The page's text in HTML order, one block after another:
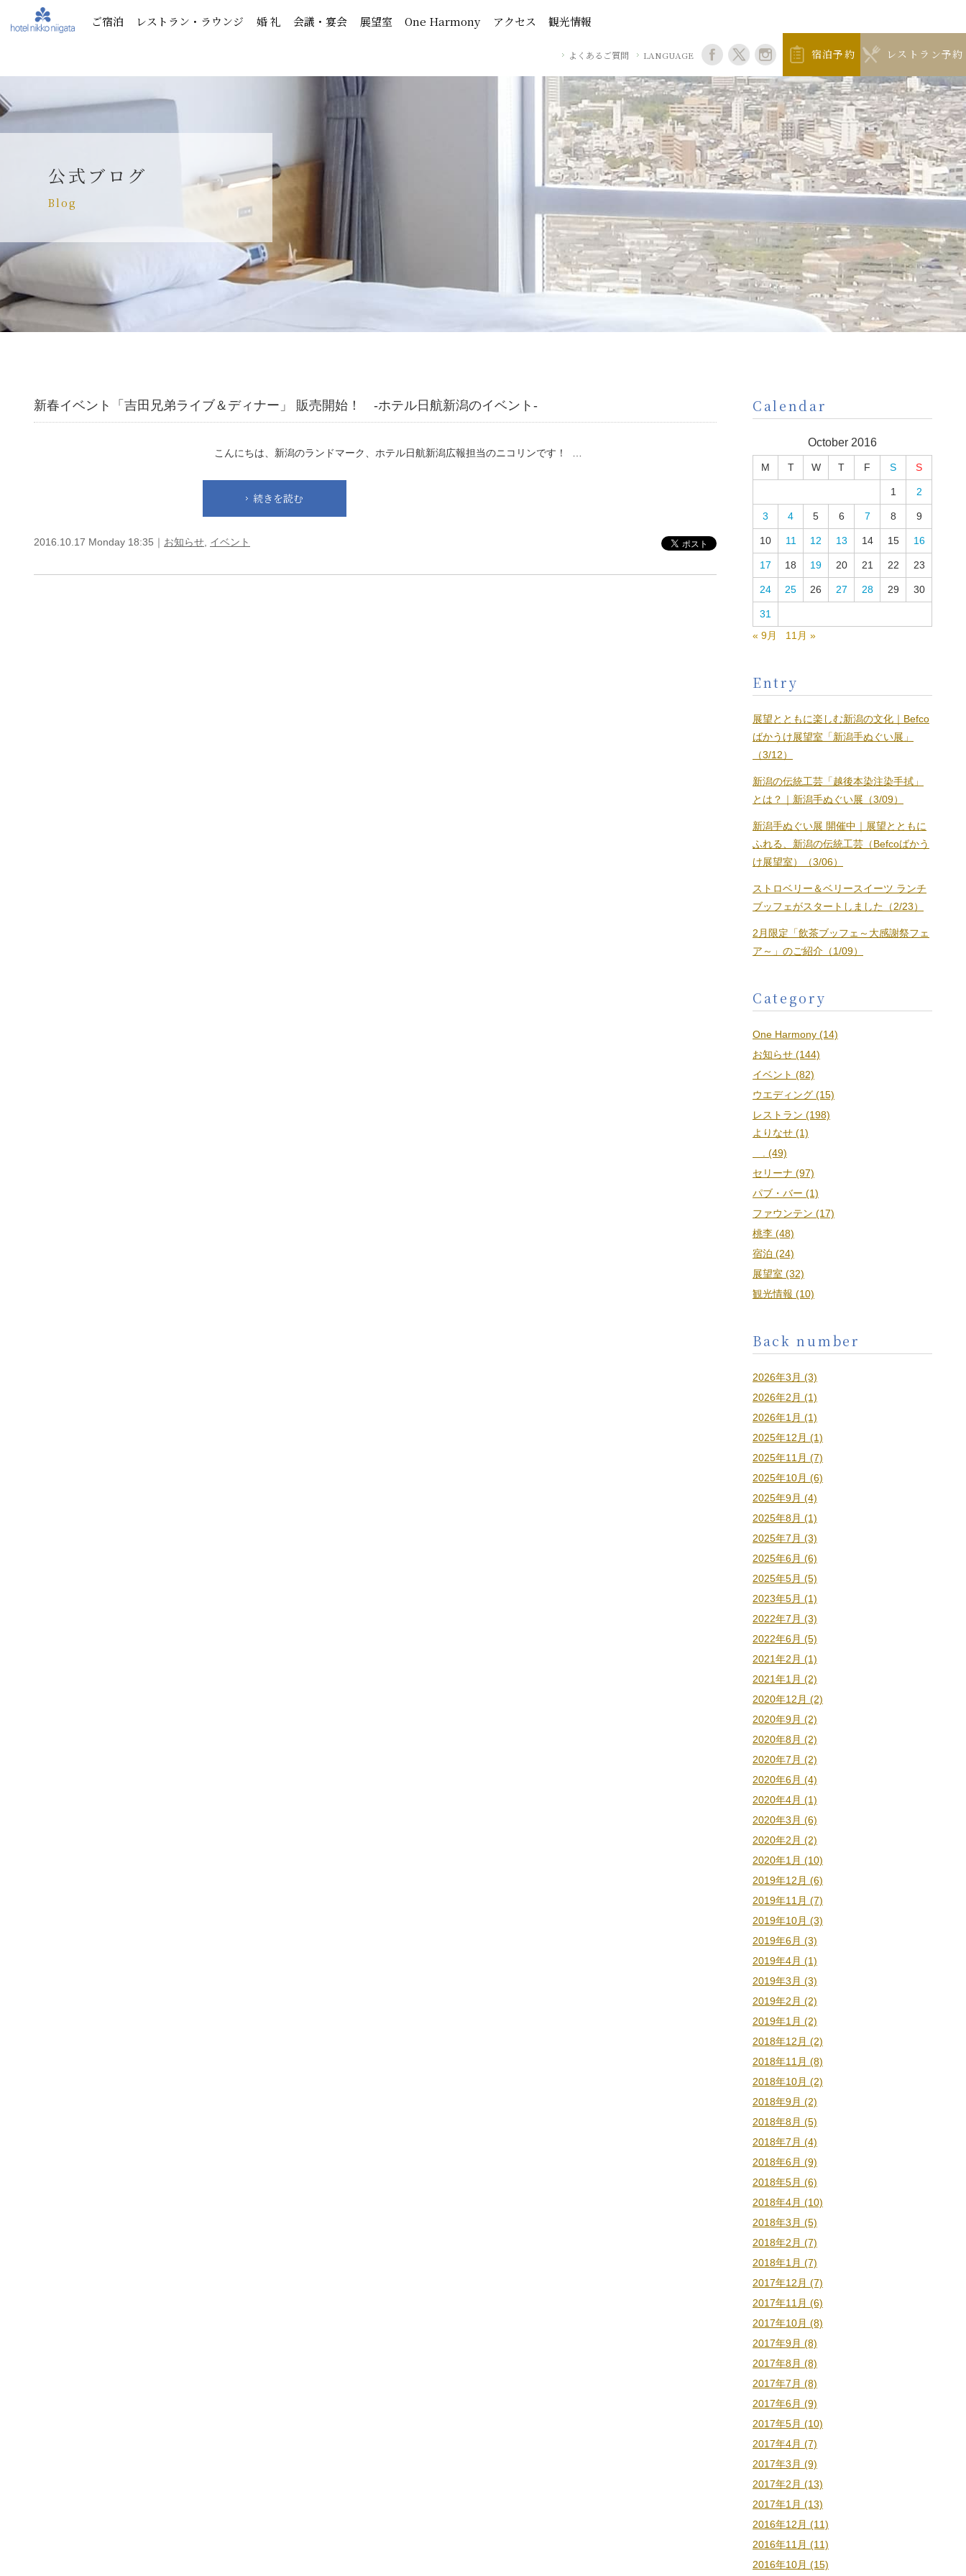
ご宿泊 レストラン・ラウンジ 婚 礼 会議・宴会 展望室 One Harmony アクセス 観光情報
よくあるご質問 LANGUAGE 宿泊予約 レストラン予約
公式ブログ
Blog
新春イベント「吉田兄弟ライブ＆ディナー」 販売開始！ -ホテル日航新潟のイベント-
こんにちは、新潟のランドマーク、ホテル日航新潟広報担当のニコリンです！ …
続きを読む
2016.10.17 Monday 18:35｜ お知らせ イベント
Calendar
October 2016
M T W T F S S
1 2
3 4 5 6 7 8 9
10 11 12 13 14 15 16
17 18 19 20 21 22 23
24 25 26 27 28 29 30
31
« 9月
11月 »
Entry
展望とともに楽しむ新潟の文化｜Befco
ばかうけ展望室「新潟手ぬぐい展」
（3/12）
新潟の伝統工芸「越後本染注染手拭」
とは？｜新潟手ぬぐい展（3/09）
新潟手ぬぐい展 開催中｜展望とともに
ふれる、新潟の伝統工芸（Befcoばかう
け展望室）（3/06）
ストロベリー＆ベリースイーツ ランチ
ブッフェがスタートしました（2/23）
2月限定「飲茶ブッフェ～大感謝祭フェ
ア～」のご紹介（1/09）
Category
One Harmony (14)
お知らせ (144)
イベント (82)
ウエディング (15)
レストラン (198)
よりなせ (1)
. (49)
セリーナ (97)
パブ・バー (1)
ファウンテン (17)
桃李 (48)
宿泊 (24)
展望室 (32)
観光情報 (10)
Back number
2026年3月 (3)
2026年2月 (1)
2026年1月 (1)
2025年12月 (1)
2025年11月 (7)
2025年10月 (6)
2025年9月 (4)
2025年8月 (1)
2025年7月 (3)
2025年6月 (6)
2025年5月 (5)
2023年5月 (1)
2022年7月 (3)
2022年6月 (5)
2021年2月 (1)
2021年1月 (2)
2020年12月 (2)
2020年9月 (2)
2020年8月 (2)
2020年7月 (2)
2020年6月 (4)
2020年4月 (1)
2020年3月 (6)
2020年2月 (2)
2020年1月 (10)
2019年12月 (6)
2019年11月 (7)
2019年10月 (3)
2019年6月 (3)
2019年4月 (1)
2019年3月 (3)
2019年2月 (2)
2019年1月 (2)
2018年12月 (2)
2018年11月 (8)
2018年10月 (2)
2018年9月 (2)
2018年8月 (5)
2018年7月 (4)
2018年6月 (9)
2018年5月 (6)
2018年4月 (10)
2018年3月 (5)
2018年2月 (7)
2018年1月 (7)
2017年12月 (7)
2017年11月 (6)
2017年10月 (8)
2017年9月 (8)
2017年8月 (8)
2017年7月 (8)
2017年6月 (9)
2017年5月 (10)
2017年4月 (7)
2017年3月 (9)
2017年2月 (13)
2017年1月 (13)
2016年12月 (11)
2016年11月 (11)
2016年10月 (15)